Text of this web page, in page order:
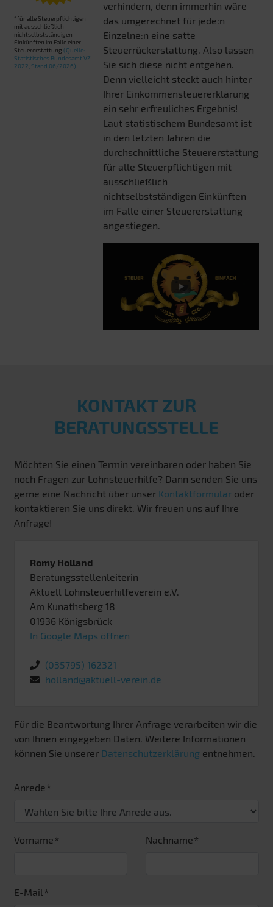
*für alle Steuerpflichtigen
mit ausschließlich
nichtselbstständigen
Einkünften im Falle einer
Steuererstattung (Quelle:
Statistisches Bundesamt VZ
2022, Stand 06/2026)
verhindern, denn immerhin wäre
das umgerechnet für jede:n
Einzelne:n eine satte
Steuerrückerstattung. Also lassen
Sie sich diese nicht entgehen.
Denn vielleicht steckt auch hinter
Ihrer Einkommensteuererklärung
ein sehr erfreuliches Ergebnis!
Laut statistischem Bundesamt ist
in den letzten Jahren die
durchschnittliche Steuererstattung
für alle Steuerpflichtigen mit
ausschließlich
nichtselbstständigen Einkünften
im Falle einer Steuererstattung
angestiegen.
KONTAKT ZUR
BERATUNGSSTELLE
Möchten Sie einen Termin vereinbaren oder haben Sie
noch Fragen zur Lohnsteuerhilfe? Dann senden Sie uns
gerne eine Nachricht über unser Kontaktformular oder
kontaktieren Sie uns direkt. Wir freuen uns auf Ihre
Anfrage!
Romy Holland
Beratungsstellenleiterin
Aktuell Lohnsteuerhilfeverein e.V.
Am Kunathsberg 18
01936 Königsbrück
In Google Maps öffnen
(035795) 162321
holland@aktuell-verein.de
Für die Beantwortung Ihrer Anfrage verarbeiten wir die
von Ihnen eingegeben Daten. Weitere Informationen
können Sie unserer Datenschutzerklärung entnehmen.
Anrede
Vorname Nachname
E-Mail